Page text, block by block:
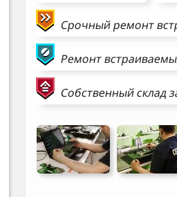
Срочный ремонт
Ремонт
Собственный склад